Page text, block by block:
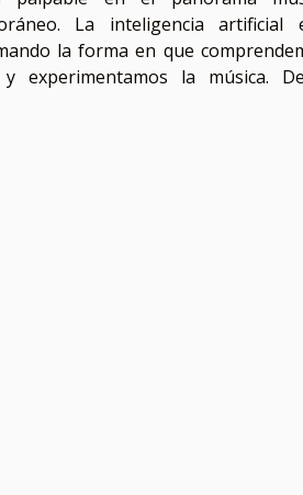
La inteligencia artificial
la forma en que
y experimentamos la música.